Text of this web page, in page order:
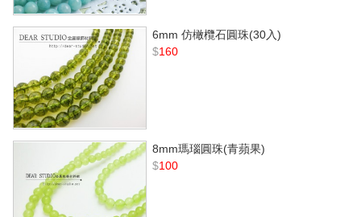
6mm 仿橄欖石圓珠(30入)
$160
8mm瑪瑙圓珠(青蘋果)
$100